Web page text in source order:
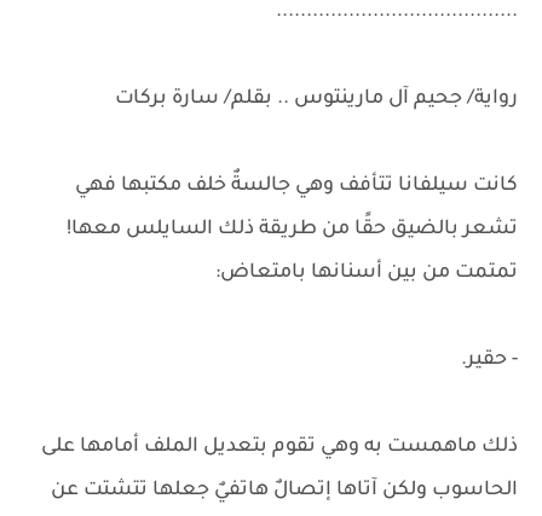
........................................
رواية/ جحيم آل مارينتوس .. بقلم/ سارة بركات
كانت سيلفانا تتأفف وهي جالسةٌ خلف مكتبها فهي
تشعر بالضيق حقًا من طريقة ذلك السايلس معها!
تمتمت من بين أسنانها بامتعاض:
- حقير.
ذلك ماهمست به وهي تقوم بتعديل الملف أمامها على
الحاسوب ولكن آتاها إتصالٌ هاتفيٌ جعلها تتشتت عن